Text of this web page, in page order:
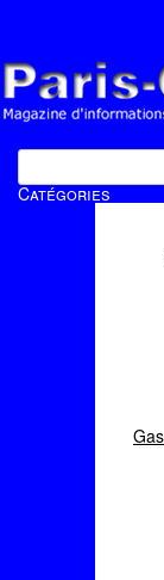
Magazine
Catégories